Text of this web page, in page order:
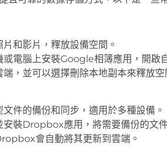
片和影片，釋放設備空間。
或電腦上安裝Google相簿應用，開啟
，並可以選擇刪除本地副本來釋放空
文件的備份和同步，適用於多種設備。
安裝Dropbox應用，將需要備份的文
會自動將其更新到雲端。